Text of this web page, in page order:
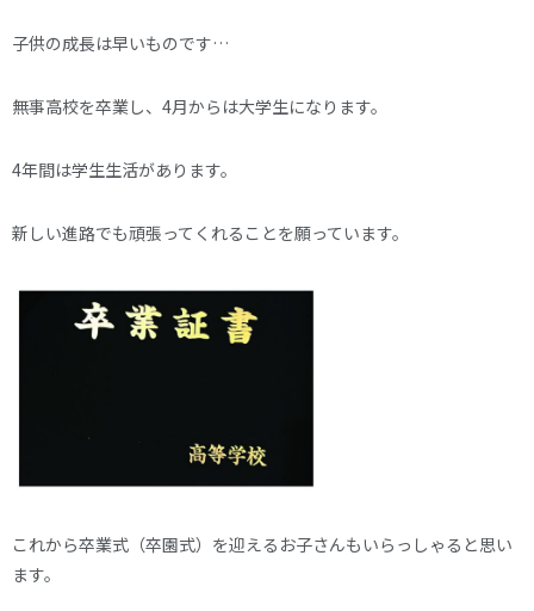
子供の成長は早いものです…
無事高校を卒業し、4月からは大学生になります。
4年間は学生生活があります。
新しい進路でも頑張ってくれることを願っています。
これから卒業式（卒園式）を迎えるお子さんもいらっしゃると思い
ます。